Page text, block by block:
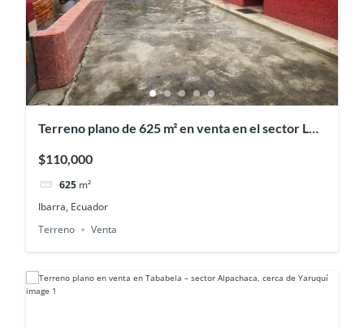
Terreno plano de 625 m² en venta en el sector Los
$110,000
625 m²
Ibarra, Ecuador
Terreno
Venta